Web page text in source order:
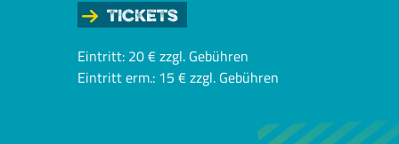
Tickets
Eintritt: 20 € zzgl. Gebühren
Eintritt erm.: 15 € zzgl. Gebühren